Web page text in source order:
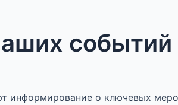
событий
информирование о ключевых